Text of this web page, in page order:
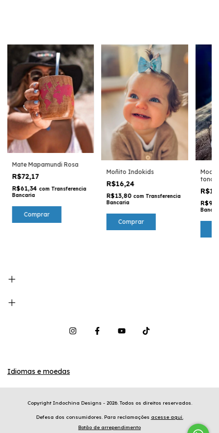
Mate Mapamundi Rosa
R$72,17
R$61,34 com Transferencia
Bancaria
Moñito Indokids
R$16,24
R$13,80 com Transferencia
Bancaria
Comprar
tonos
Idiomas e moedas
Copyright Indochina Designs - 2026. Todos os direitos reservados.
Defesa dos consumidores. Para reclamações acesse aqui.
Botão de arrependimento